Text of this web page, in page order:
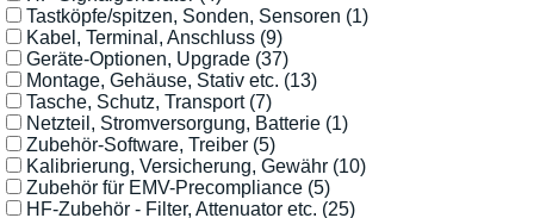
Tastköpfe/spitzen, Sonden, Sensoren (1)
Kabel, Terminal, Anschluss (9)
Geräte-Optionen, Upgrade (37)
Montage, Gehäuse, Stativ etc. (13)
Tasche, Schutz, Transport (7)
Netzteil, Stromversorgung, Batterie (1)
Zubehör-Software, Treiber (5)
Kalibrierung, Versicherung, Gewähr (10)
Zubehör für EMV-Precompliance (5)
HF-Zubehör - Filter, Attenuator etc. (25)